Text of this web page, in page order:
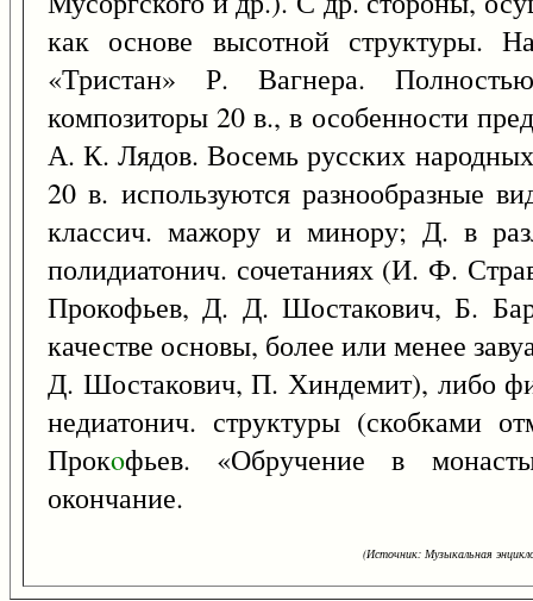
как основе высотной структуры.
«Тристан» Р. Вагнера.
композиторы 20 в., в особенности
А. К. Лядов. Восемь русских
20 в. используются разнообразные
классич. мажору и минору; Д. в
полидиатонич. сочетаниях (И. Ф.
Прокофьев, Д. Д. Шостакович, Б.
качестве основы, более или менее
Д. Шостакович, П. Хиндемит), либо
недиатонич. структуры (скобками
Прокoфьев. «Обручение в
окончание.
(Источник: Музыкальная